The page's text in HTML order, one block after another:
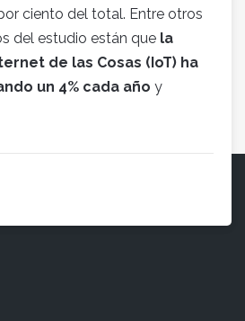
ciento del total. Entre otros
del estudio están que la
de las Cosas (IoT) ha
un 4% cada año y